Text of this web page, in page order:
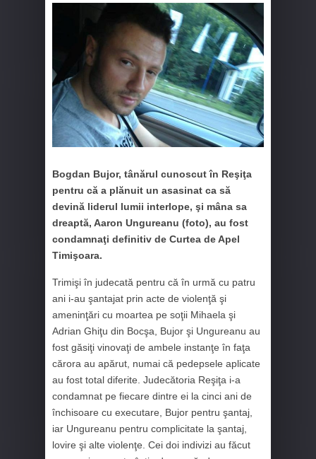
Bogdan Bujor, tânărul cunoscut în Reşiţa
pentru că a plănuit un asasinat ca să
devină liderul lumii interlope, şi mâna sa
dreaptă, Aaron Ungureanu (foto), au fost
condamnaţi definitiv de Curtea de Apel
Timişoara.
Trimişi în judecată pentru că în urmă cu patru
ani i-au şantajat prin acte de violenţă şi
ameninţări cu moartea pe soţii Mihaela şi
Adrian Ghiţu din Bocşa, Bujor şi Ungureanu au
fost găsiţi vinovaţi de ambele instanţe în faţa
cărora au apărut, numai că pedepsele aplicate
au fost total diferite. Judecătoria Reşiţa i-a
condamnat pe fiecare dintre ei la cinci ani de
închisoare cu executare, Bujor pentru şantaj,
iar Ungureanu pentru complicitate la şantaj,
lovire şi alte violenţe. Cei doi indivizi au făcut